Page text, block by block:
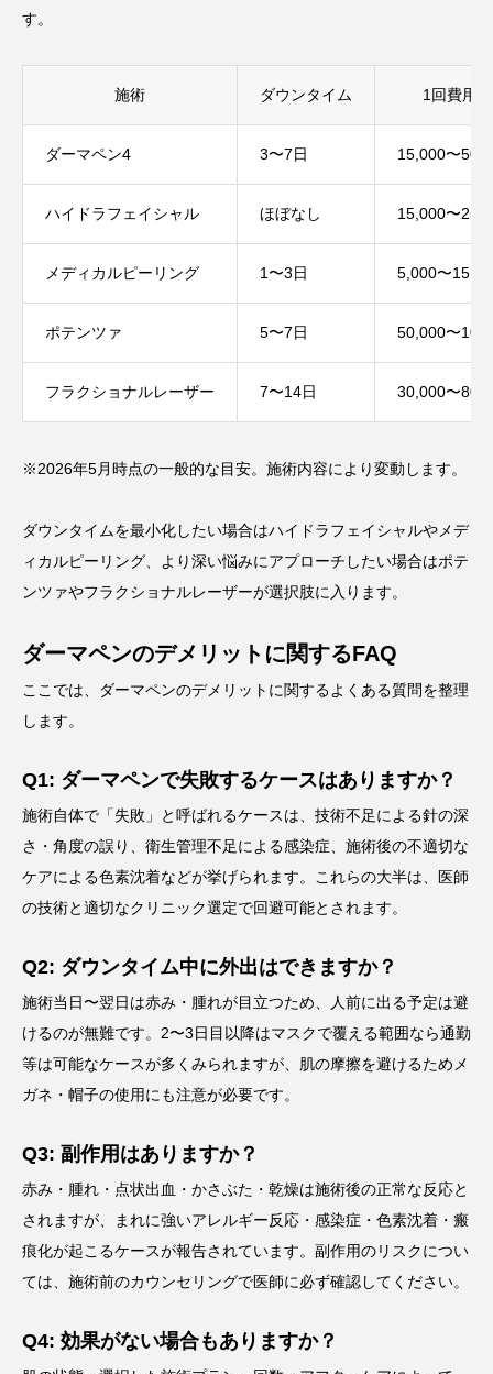
す。
施術 ダウンタイム 1回費用
ダーマペン4 3〜7日 15,000〜
ハイドラフェイシャル ほぼなし 15,000〜
メディカルピーリング 1〜3日 5,000〜
ポテンツァ 5〜7日 50,000〜
フラクショナルレーザー 7〜14日 30,000〜
※2026年5月時点の一般的な目安。施術内容により変動します。
ダウンタイムを最小化したい場合はハイドラフェイシャルやメデ
ィカルピーリング、より深い悩みにアプローチしたい場合はポテ
ンツァやフラクショナルレーザーが選択肢に入ります。
ダーマペンのデメリットに関するFAQ
ここでは、ダーマペンのデメリットに関するよくある質問を整理
します。
Q1: ダーマペンで失敗するケースはありますか？
施術自体で「失敗」と呼ばれるケースは、技術不足による針の深
さ・角度の誤り、衛生管理不足による感染症、施術後の不適切な
ケアによる色素沈着などが挙げられます。これらの大半は、医師
の技術と適切なクリニック選定で回避可能とされます。
Q2: ダウンタイム中に外出はできますか？
施術当日〜翌日は赤み・腫れが目立つため、人前に出る予定は避
けるのが無難です。2〜3日目以降はマスクで覆える範囲なら通勤
等は可能なケースが多くみられますが、肌の摩擦を避けるためメ
ガネ・帽子の使用にも注意が必要です。
Q3: 副作用はありますか？
赤み・腫れ・点状出血・かさぶた・乾燥は施術後の正常な反応と
されますが、まれに強いアレルギー反応・感染症・色素沈着・瘢
痕化が起こるケースが報告されています。副作用のリスクについ
ては、施術前のカウンセリングで医師に必ず確認してください。
Q4: 効果がない場合もありますか？